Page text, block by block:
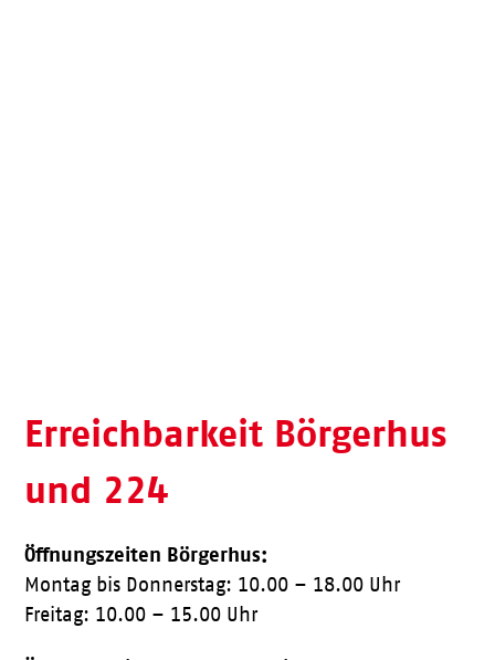
Erreichbarkeit Börgerhus
und 224
Öffnungszeiten Börgerhus:
Montag bis Donnerstag: 10.00 – 18.00 Uhr
Freitag: 10.00 – 15.00 Uhr